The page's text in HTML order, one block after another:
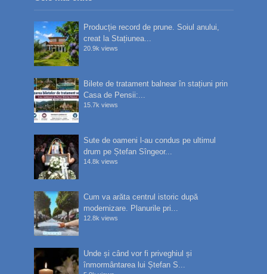
Producție record de prune. Soiul anului,
creat la Stațiunea...
20.9k views
Bilete de tratament balnear în stațiuni prin
Casa de Pensii:...
15.7k views
Sute de oameni l-au condus pe ultimul
drum pe Ștefan Sîngeor...
14.8k views
Cum va arăta centrul istoric după
modernizare. Planurile pri...
12.8k views
Unde și când vor fi priveghiul și
înmormântarea lui Ștefan S...